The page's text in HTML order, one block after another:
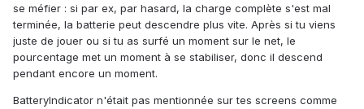
se méfier : si par ex, par hasard, la charge complète s'est mal
terminée, la batterie peut descendre plus vite. Après si tu viens
juste de jouer ou si tu as surfé un moment sur le net, le
pourcentage met un moment à se stabiliser, donc il descend
pendant encore un moment.
BatteryIndicator n'était pas mentionnée sur tes screens comme